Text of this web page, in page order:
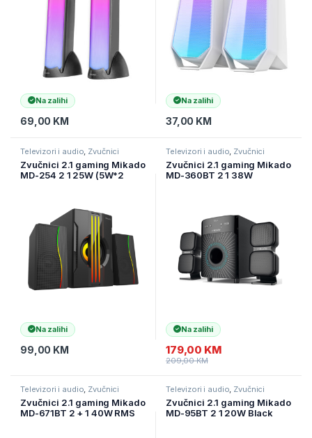
Na zalihi
69,00 KM
Na zalihi
37,00 KM
Televizori i audio, Zvučnici
Zvučnici 2.1 gaming Mikado
MD-254 2 1 25W (5W*2
sound system, 40116
Na zalihi
99,00 KM
Televizori i audio, Zvučnici
Zvučnici 2.1 gaming Mikado
MD-360BT 2 1 38W
Na zalihi
179,00 KM
209,00KM
Televizori i audio, Zvučnici
Zvučnici 2.1 gaming Mikado
MD-671BT 2 + 1 40W RMS
Televizori i audio, Zvučnici
Zvučnici 2.1 gaming Mikado
MD-95BT 2 1 20W Black